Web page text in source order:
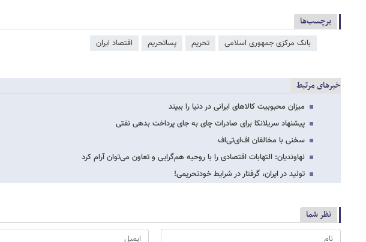
برچسب‌ها
بانک مرکزی جمهوری اسلامی تحریم پساتحریم اقتصاد ایران
خبرهای مرتبط
میزان محبوبیت کالاهای ایرانی در دنیا را ببیند
پیشنهاد سریلانکا برای صادرات چای به جای پرداخت بدهی نفتی
سخنی با مخالفان اف‌ای‌تی‌اف
نهاوندیان: التهابات اقتصادی را با روحیه هم‌گرایی و تعاون می‌توان آرام کرد
تولید در ایران، گرفتار در شرایط خودتحریمی!
نظر شما